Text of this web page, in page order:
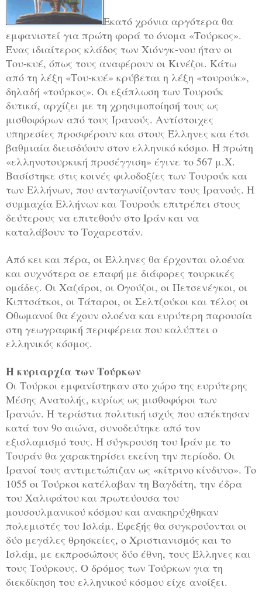
Εκατό χρόνια αργότερα θα
εμφανιστεί για πρώτη φορά το όνομα «Τούρκος».
Ένας ιδιαίτερος κλάδος των Χιόνγκ-νου ήταν οι
Του-κυέ, όπως τους αναφέρουν οι Κινέζοι. Κάτω
από τη λέξη «Του-κυέ» κρύβεται η λέξη «τουρούκ»,
δηλαδή «τούρκος». Οι εξάπλωση των Τουρούκ
δυτικά, αρχίζει με τη χρησιμοποίησή τους ως
μισθοφόρων από τους Ιρανούς. Αντίστοιχες
υπηρεσίες προσφέρουν και στους Έλληνες και έτσι
βαθμιαία διεισδύουν στον ελληνικό κόσμο. Η πρώτη
«ελληνοτουρκική προσέγγιση» έγινε το 567 μ.Χ.
Βασίστηκε στις κοινές φιλοδοξίες των Τουρούκ και
των Ελλήνων, που ανταγωνίζονταν τους Ιρανούς. Η
συμμαχία Ελλήνων και Τουρούκ επιτρέπει στους
δεύτερους να επιτεθούν στο Ιράν και να
καταλάβουν το Τοχαρεστάν.
Από κει και πέρα, οι Έλληνες θα έρχονται ολοένα
και συχνότερα σε επαφή με διάφορες τουρκικές
ομάδες. Οι Χαζάροι, οι Ογούζοι, οι Πετσενέγκοι, οι
Κιπτσάτκοι, οι Τάταροι, οι Σελτζούκοι και τέλος οι
Οθωμανοί θα έχουν ολοένα και ευρύτερη παρουσία
στη γεωγραφική περιφέρεια που καλύπτει ο
ελληνικός κόσμος.
Η κυριαρχία των Τούρκων
Οι Τούρκοι εμφανίστηκαν στο χώρο της ευρύτερης
Μέσης Ανατολής, κυρίως ως μισθοφόροι των
Ιρανών. Η τεράστια πολιτική ισχύς που απέκτησαν
κατά τον 9ο αιώνα, συνοδεύτηκε από τον
εξισλαμισμό τους. Η σύγκρουση του Ιράν με το
Τουράν θα χαρακτηρίσει εκείνη την περίοδο. Οι
Ιρανοί τους αντιμετώπιζαν ως «κίτρινο κίνδυνο». Το
1055 οι Τούρκοι κατέλαβαν τη Βαγδάτη, την έδρα
του Χαλιφάτου και πρωτεύουσα του
μουσουλμανικού κόσμου και ανακηρύχθηκαν
πολεμιστές του Ισλάμ. Εφεξής θα συγκρούονται οι
δύο μεγάλες θρησκείες, ο Χριστιανισμός και το
Ισλάμ, με εκπροσώπους δύο έθνη, τους Έλληνες και
τους Τούρκους. Ο δρόμος των Τούρκων για τη
διεκδίκηση του ελληνικού κόσμου είχε ανοίξει.